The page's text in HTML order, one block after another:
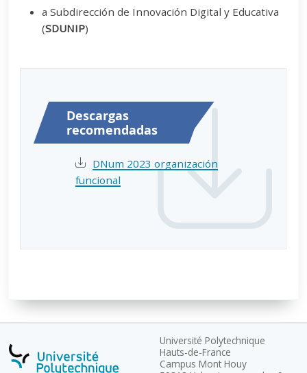
a Subdirección de Innovación Digital y Educativa
(SDUNIP)
Descargas
recomendadas
DNum 2023 organización
funcional
Université Polytechnique
Hauts-de-France
Campus Mont Houy